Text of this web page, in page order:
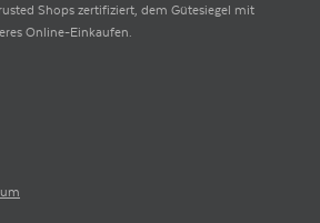
Shops zertifiziert, dem Gütesiegel mit
Online-Einkaufen.